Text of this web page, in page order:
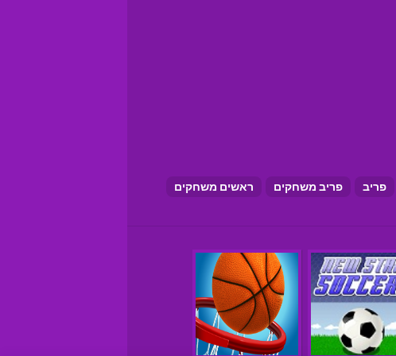
פריב פריב משחקים
ראשים משחקים